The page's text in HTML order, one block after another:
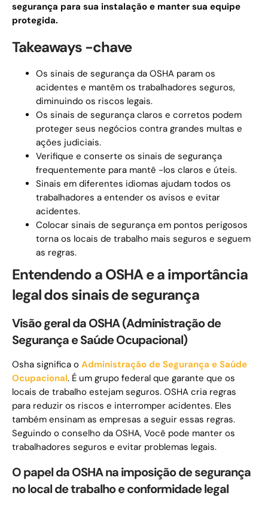
segurança para sua instalação e manter sua equipe
protegida.
Takeaways -chave
Os sinais de segurança da OSHA param os
acidentes e mantêm os trabalhadores seguros,
diminuindo os riscos legais.
Os sinais de segurança claros e corretos podem
proteger seus negócios contra grandes multas e
ações judiciais.
Verifique e conserte os sinais de segurança
frequentemente para mantê -los claros e úteis.
Sinais em diferentes idiomas ajudam todos os
trabalhadores a entender os avisos e evitar
acidentes.
Colocar sinais de segurança em pontos perigosos
torna os locais de trabalho mais seguros e seguem
as regras.
Entendendo a OSHA e a importância
legal dos sinais de segurança
Visão geral da OSHA (Administração de
Segurança e Saúde Ocupacional)
Osha significa o Administração de Segurança e Saúde
Ocupacional. É um grupo federal que garante que os
locais de trabalho estejam seguros. OSHA cria regras
para reduzir os riscos e interromper acidentes. Eles
também ensinam as empresas a seguir essas regras.
Seguindo o conselho da OSHA, Você pode manter os
trabalhadores seguros e evitar problemas legais.
O papel da OSHA na imposição de segurança
no local de trabalho e conformidade legal